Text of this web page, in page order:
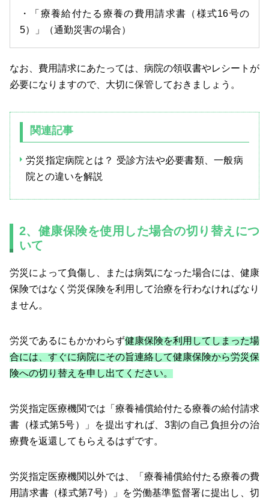
・「療養給付たる療養の費用請求書（様式16号の
5）」（通勤災害の場合）
なお、費用請求にあたっては、病院の領収書やレシートが
必要になりますので、大切に保管しておきましょう。
関連記事
労災指定病院とは？ 受診方法や必要書類、一般病
院との違いを解説
2、健康保険を使用した場合の切り替えにつ
いて
労災によって負傷し、または病気になった場合には、健康
保険ではなく労災保険を利用して治療を行わなければなり
ません。
労災であるにもかかわらず健康保険を利用してしまった場
合には、すぐに病院にその旨連絡して健康保険から労災保
険への切り替えを申し出てください。
労災指定医療機関では「療養補償給付たる療養の給付請求
書（様式第5号）」を提出すれば、3割の自己負担分の治
療費を返還してもらえるはずです。
労災指定医療機関以外では、「療養補償給付たる療養の費
用請求書（様式第7号）」を労働基準監督署に提出し、切